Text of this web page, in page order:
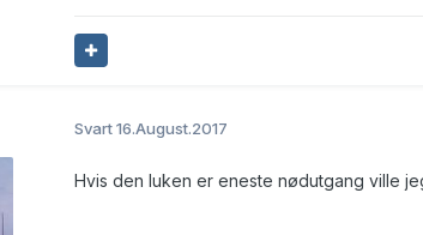
Svart16.August.2017
Hvis den luken er eneste nødutgang ville